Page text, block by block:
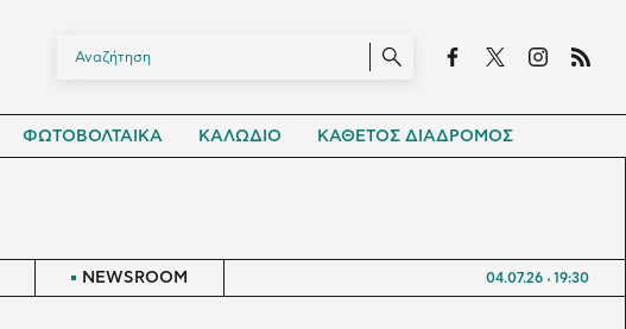
ΦΩΤΟΒΟΛΤΑΙΚΑ ΚΑΛΩΔΙΟ ΚΑΘΕΤΟΣ ΔΙΑΔΡΟΜΟΣ
NEWSROOM 04.07.26 19:30